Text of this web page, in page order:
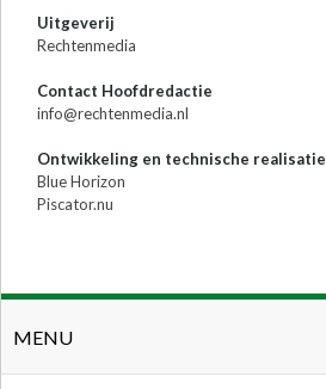
Uitgeverij
Rechtenmedia
Contact Hoofdredactie
info@rechtenmedia.nl
Ontwikkeling en technische realisatie
Blue Horizon
Piscator.nu
MENU